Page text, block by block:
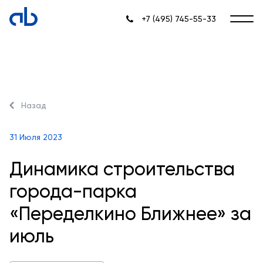
+7 (495) 745-55-33
Назад
31 Июля 2023
Динамика строительства
города-парка
«Переделкино Ближнее» за
июль